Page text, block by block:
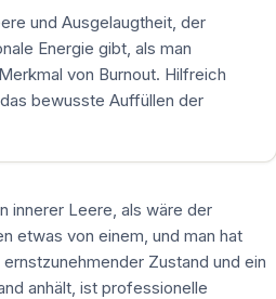
und Ausgelaugtheit, der
Energie gibt, als man
von Burnout. Hilfreich
bewusste Auffüllen der
innerer Leere, als wäre der
etwas von einem, und man hat
Zustand und ein
anhält, ist professionelle